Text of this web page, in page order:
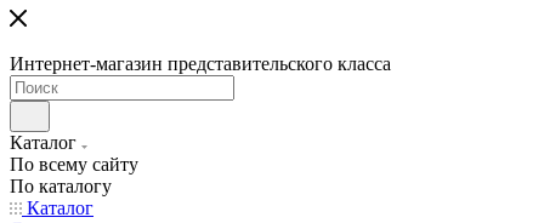
Интернет-магазин представительского класса
Каталог
По всему сайту
По каталогу
Каталог